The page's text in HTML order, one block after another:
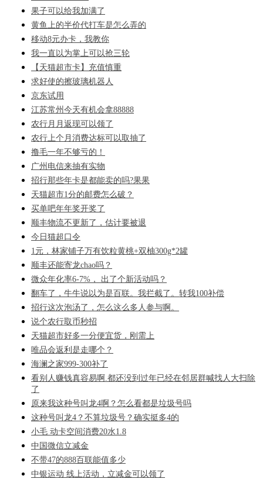
果子可以给我加满了
黄鱼上的半价代打车是怎么弄的
移动8元办卡，我教你
我一直以为掌上可以抢三轮
【天猫超市卡】充值慎重
求好使的擦玻璃机器人
京东试用
江苏常州今天有机会拿88888
农行月月返现可以领了
农行上个月消费达标可以取抽了
撸毛一年不够亏的！
广州电信来抽有实物
招行那些年卡是都能卖的吗?果果
天猫超市1分的邮费怎么破？
买单吧年年奖开奖了
顺丰物流不更新了，估计要被退
今日猫超口令
1元，林家铺子万有饮粒黄桃+双柚300g*2罐
顺丰还能寄龙chao吗？
微众年化率6-7%， 出了个新活动吗？
翻车了，牛牛说以为是百联。我拦截了。转我100补偿
招行这次泡汤了，怎么这么多人参与啊。
说个农行取币秒招
天猫超市好多一分便宜货，刚需上
唯品会返利是走哪个？
海澜之家999-300补了
看别人赚钱真容易啊.都还没到过年已经在邻居群喊找人大扫除
了
原来我这种号叫龙4啊？怎么看都是垃圾号吗
这种号叫龙4？不算垃圾号？确实挺多4的
小毛 动卡空间消费20水1.8
中国微信立减金
不带47的888百联能值多少
中银运动 线上活动，立减金可以领了